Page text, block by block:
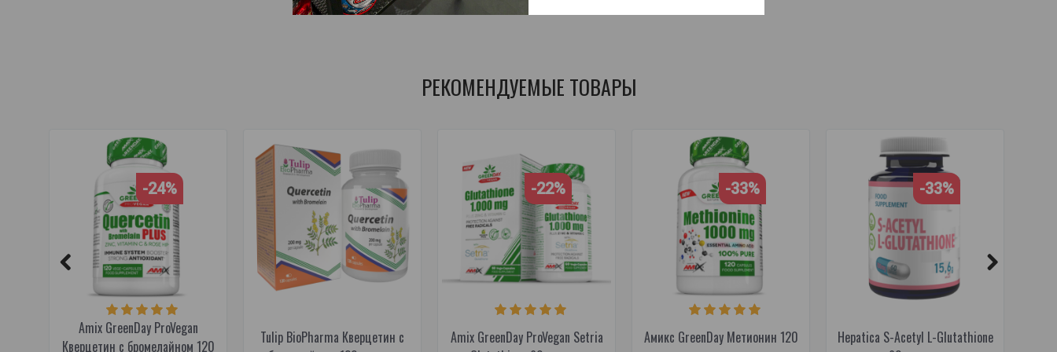
экстракт Glycyrrhiza glabra , растительный экстракт , растительная добавка , поддержка пищеварения , комфорт желудка
РЕКОМЕНДУЕМЫЕ ТОВАРЫ
-24%
Amix GreenDay ProVegan
Кверцетин с бромелайном 120
Tulip BioPharma Кверцетин с
-22%
Amix GreenDay ProVegan Setria
-33%
Амикс GreenDay Метионин 120
-33%
Hepatica S-Acetyl L-Glutathione